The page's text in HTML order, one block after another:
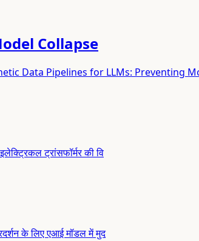
Collapse
Data Pipelines for LLMs: Preventing
ट्रांसफॉर्मर की वि
के लिए एआई मॉडल में मुद